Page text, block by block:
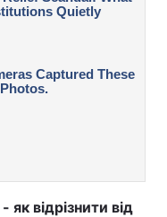
- як відрізнити від